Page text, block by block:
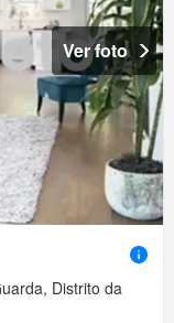
Ver foto
Distrito da